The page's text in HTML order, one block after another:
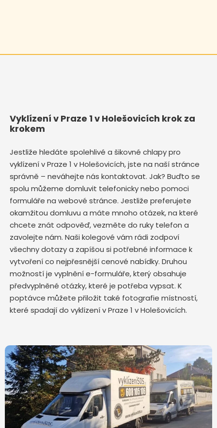
Vyklízení v Praze 1 v Holešovicích krok za
krokem
Jestliže hledáte spolehlivé a šikovné chlapy pro
vyklízení v Praze 1 v Holešovicích, jste na naší stránce
správně – neváhejte nás kontaktovat. Jak? Buďto se
spolu můžeme domluvit telefonicky nebo pomoci
formuláře na webové stránce. Jestliže preferujete
okamžitou domluvu a máte mnoho otázek, na které
chcete znát odpověď, vezměte do ruky telefon a
zavolejte nám. Naši kolegové vám rádi zodpoví
všechny dotazy a zapíšou si potřebné informace k
vytvoření co nejpřesnější cenové nabídky. Druhou
možností je vyplnění e-formuláře, který obsahuje
předvyplněné otázky, které je potřeba vypsat. K
poptávce můžete přiložit také fotografie místností,
které spadají do vyklízení v Praze 1 v Holešovicích.